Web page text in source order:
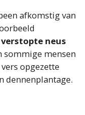
afkomstig van
neus
sommige mensen
opgezette
dennenplantage.